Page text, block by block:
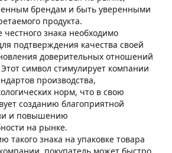
брендам и быть уверенными
продукта.
знака необходимо
подтверждения качества своей
доверительных отношений
символ стимулирует компании
производства,
норм, что в свою
созданию благоприятной
и повышению
на рынке.
такого знака на упаковке товара